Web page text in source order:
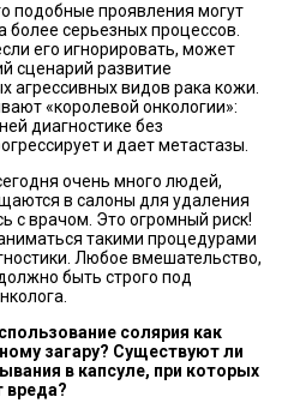
подобные проявления могут
серьезных процессов.
его игнорировать, может
сценарий развитие
агрессивных видов рака кожи.
«королевой онкологии»:
диагностике без
и дает метастазы.
очень много людей,
в салоны для удаления
с врачом. Это огромный риск!
такими процедурами
Любое вмешательство,
быть строго под
солярия как
загару? Существуют ли
в капсуле, при которых
вреда?